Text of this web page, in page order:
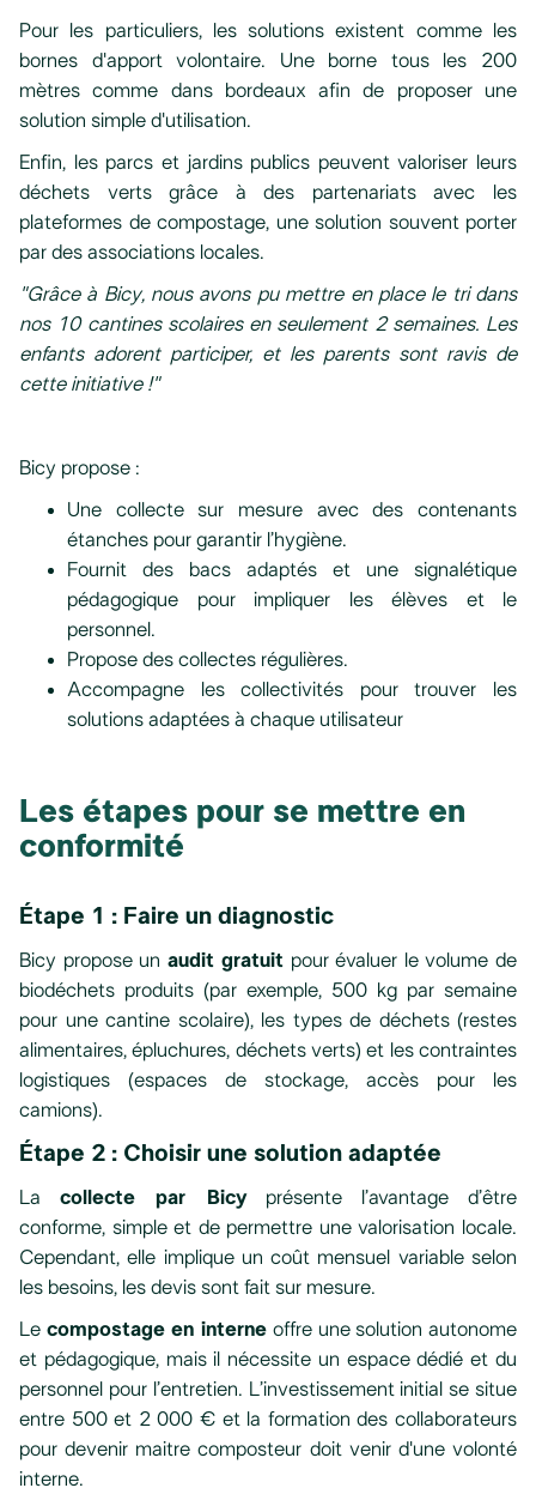
Pour les particuliers, les solutions existent comme les
bornes d'apport volontaire. Une borne tous les 200
mètres comme dans bordeaux afin de proposer une
solution simple d'utilisation.
Enfin, les parcs et jardins publics peuvent valoriser leurs
déchets verts grâce à des partenariats avec les
plateformes de compostage, une solution souvent porter
par des associations locales.
"Grâce à Bicy, nous avons pu mettre en place le tri dans
nos 10 cantines scolaires en seulement 2 semaines. Les
enfants adorent participer, et les parents sont ravis de
cette initiative !"
Bicy propose :
Une collecte sur mesure avec des contenants
étanches pour garantir l’hygiène.
Fournit des bacs adaptés et une signalétique
pédagogique pour impliquer les élèves et le
personnel.
Propose des collectes régulières.
Accompagne les collectivités pour trouver les
solutions adaptées à chaque utilisateur
Les étapes pour se mettre en
conformité
Étape 1 : Faire un diagnostic
Bicy propose un audit gratuit pour évaluer le volume de
biodéchets produits (par exemple, 500 kg par semaine
pour une cantine scolaire), les types de déchets (restes
alimentaires, épluchures, déchets verts) et les contraintes
logistiques (espaces de stockage, accès pour les
camions).
Étape 2 : Choisir une solution adaptée
Lacollecte par Bicyprésente l’avantage d’être
conforme, simple et de permettre une valorisation locale.
Cependant, elle implique un coût mensuel variable selon
les besoins, les devis sont fait sur mesure.
Le compostage en interne offre une solution autonome
et pédagogique, mais il nécessite un espace dédié et du
personnel pour l’entretien. L’investissement initial se situe
entre 500 et 2 000 € et la formation des collaborateurs
pour devenir maitre composteur doit venir d'une volonté
interne.